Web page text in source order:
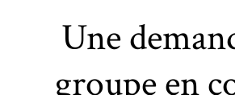
Une
groupe en